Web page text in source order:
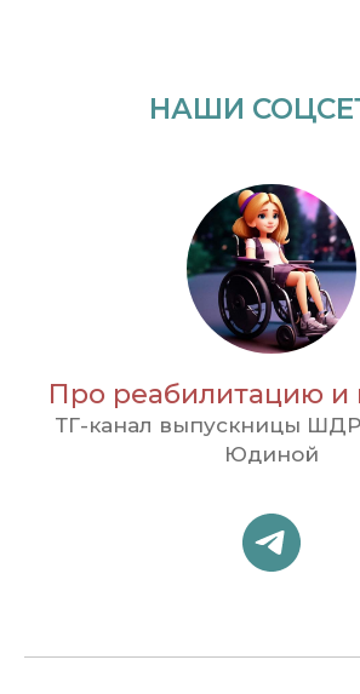
НАШИ
Про реабилитацию и
ТГ-канал выпускницы
Юдиной